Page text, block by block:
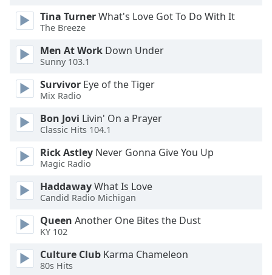
dialog
window.
Escape
cancel
and
close
Text
Color
Opacity
Text
Background
Tina TurnerWhat's Love Got To Do With It
The Breeze
Men At Work Down Under
Sunny 103.1
Survivor Eye of the Tiger
Mix Radio
Bon Jovi Livin' On a Prayer
Classic Hits 104.1
Rick Astley Never Gonna Give You Up
Magic Radio
HaddawayWhat Is Love
Candid Radio Michigan
Queen Another One Bites the Dust
KY 102
Culture Club Karma Chameleon
80s Hits